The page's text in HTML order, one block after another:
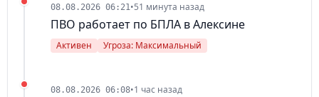
08.08.2026 06:21•51 минута назад
ПВО работает по БПЛА в Алексине
Активен Угроза: Максимальный
08.08.2026 06:08•1 час назад